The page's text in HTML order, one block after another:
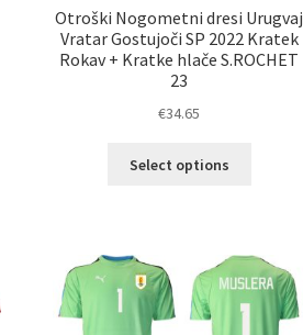
Otroški Nogometni dresi Urugvaj
Vratar Gostujoči SP 2022 Kratek
Rokav + Kratke hlače S.ROCHET
23
€34.65
Select options
različic.
Možnosti
lahko
izberete